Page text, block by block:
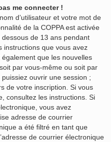
me connecter !
d’utilisateur et votre mot de
de la COPPA est activée
de 13 ans pendant
instructions que vous avez
que les nouvelles
par vous-même ou soit par
ouvrir une session ;
de votre inscription. Si vous
consultez les instructions. Si
vous avez
adresse de courrier
a été filtré en tant que
de courrier électronique